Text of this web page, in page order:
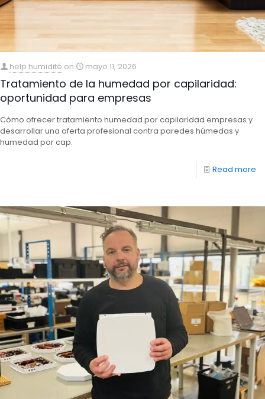
help humidité on mayo 11, 2026
Tratamiento de la humedad por capilaridad:
oportunidad para empresas
Cómo ofrecer tratamiento humedad por capilaridad empresas y
desarrollar una oferta profesional contra paredes húmedas y
humedad por cap.
Read more